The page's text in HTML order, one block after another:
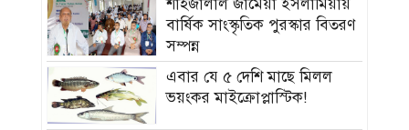
শাহজালাল জামেয়া ইসলামিয়ায়
বার্ষিক সাংস্কৃতিক পুরস্কার বিতরণ
সম্পন্ন
এবার যে ৫ দেশি মাছে মিলল
ভয়ংকর মাইক্রোপ্লাস্টিক!